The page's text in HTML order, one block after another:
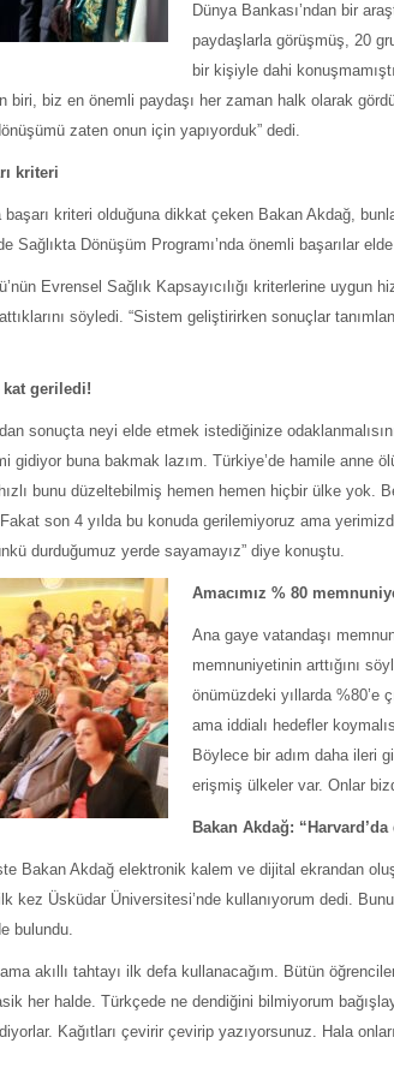
Dünya Bankası’ndan bir
paydaşlarla görüşmüş, 20
bir kişiyle dahi
biri, biz en önemli paydaşı her zaman halk olarak
zaten onun için yapıyorduk” dedi.
kriteri
kriteri olduğuna dikkat çeken Bakan Akdağ,
Sağlıkta Dönüşüm Programı’nda önemli başarılar
Evrensel Sağlık Kapsayıcılığı kriterlerine uygun
söyledi. “Sistem geliştirirken sonuçlar
geriledi!
sonuçta neyi elde etmek istediğinize
gidiyor buna bakmak lazım. Türkiye’de hamile anne
bunu düzeltebilmiş hemen hemen hiçbir ülke yok.
son 4 yılda bu konuda gerilemiyoruz ama
durduğumuz yerde sayamayız” diye konuştu.
Amacımız % 80
Ana gaye vatandaşı
memnuniyetinin arttığını
önümüzdeki yıllarda %80’e
ama iddialı hedefler
Böylece bir adım daha ileri
erişmiş ülkeler var. Onlar
Bakan Akdağ:
Bakan Akdağ elektronik kalem ve dijital ekrandan
kez Üsküdar Üniversitesi’nde kullanıyorum dedi.
bulundu.
akıllı tahtayı ilk defa kullanacağım. Bütün
her halde. Türkçede ne dendiğini bilmiyorum
Kağıtları çevirir çevirip yazıyorsunuz. Hala